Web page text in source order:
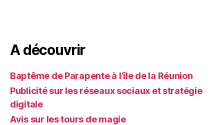
A découvrir
Baptême de Parapente à l’île de la Réunion
Publicité sur les réseaux sociaux et stratégie
digitale
Avis sur les tours de magie